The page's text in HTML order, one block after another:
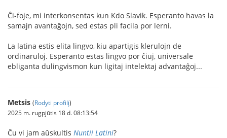
Ĉi-foje, mi interkonsentas kun Kdo Slavik. Esperanto havas la
samajn avantaĝojn, sed estas pli facila por lerni.
La latina estis elita lingvo, kiu apartigis klerulojn de
ordinaruloj. Esperanto estas lingvo por ĉiuj, universale
ebliganta dulingvismon kun ligitaj intelektaj advantaĝoj...
Metsis (Rodyti profilį)
2025 m. rugpjūtis 18 d. 08:13:54
Ĉu vi jam aŭskultis Nuntii Latini?